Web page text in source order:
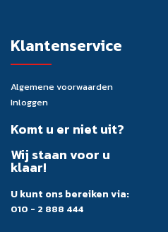
Klantenservice
Algemene voorwaarden
Inloggen
Komt u er niet uit?
Wij staan voor u
klaar!
U kunt ons bereiken via:
010 - 2 888 444